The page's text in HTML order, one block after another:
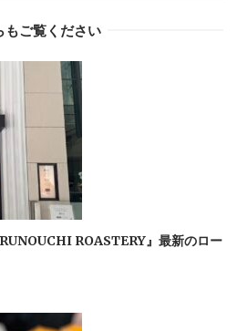
もご覧ください
ROASTERY』最新のロー